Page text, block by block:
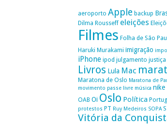
aeroporto Apple backup
Dilma Rousseff eleições
Filmes Folha de São
Haruki Murakami imigração
iPhone ipod julgamento justiça
Livros Lula Mac
Maratona de Oslo Maratona de
movimento passe livre música nike
OAB Oi Oslo Política
protestos PT Ruy Medeiros SOPA
Vitória da